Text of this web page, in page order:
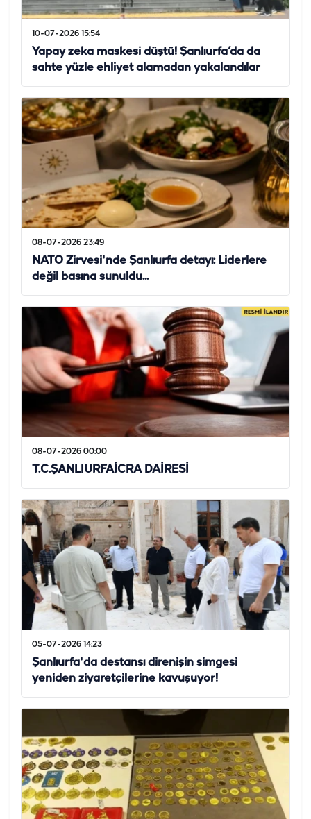
10-07-2026 15:54
Yapay zeka maskesi düştü! Şanlıurfa’da da
sahte yüzle ehliyet alamadan yakalandılar
08-07-2026 23:49
NATO Zirvesi'nde Şanlıurfa detayı: Liderlere
değil basına sunuldu...
08-07-2026 00:00
T.C.ŞANLIURFAİCRA DAİRESİ
05-07-2026 14:23
Şanlıurfa'da destansı direnişin simgesi
yeniden ziyaretçilerine kavuşuyor!